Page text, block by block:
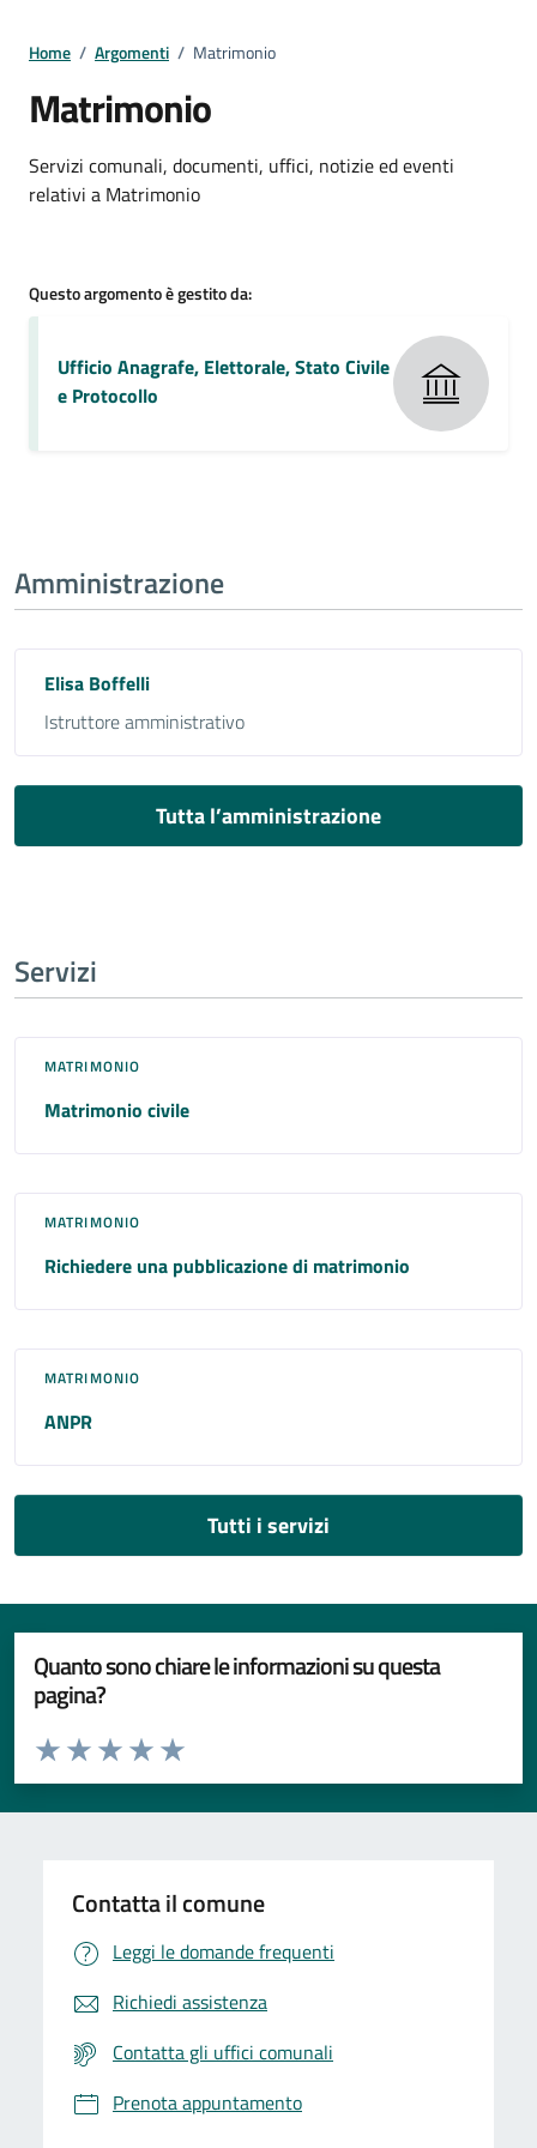
Home / Argomenti / Matrimonio
Matrimonio
Dettagli della notizia
Servizi comunali, documenti, uffici, notizie ed eventi
relativi a Matrimonio
Questo argomento è gestito da:
Ufficio Anagrafe, Elettorale, Stato Civile
e Protocollo
Amministrazione
Elisa Boffelli
Istruttore amministrativo
Tutta l’amministrazione
Servizi
MATRIMONIO
Matrimonio civile
MATRIMONIO
Richiedere una pubblicazione di matrimonio
MATRIMONIO
ANPR
Tutti i servizi
Quanto sono chiare le informazioni su questa
pagina?
Valuta da 1 a 5 stelle la pagina
Valuta 5 stelle su 5
Valuta 4 stelle su 5
Valuta 3 stelle su 5
Valuta 2 stelle su 5
Valuta 1 stelle su 5
Contatta il comune
Leggi le domande frequenti
Richiedi assistenza
Contatta gli uffici comunali
Prenota appuntamento